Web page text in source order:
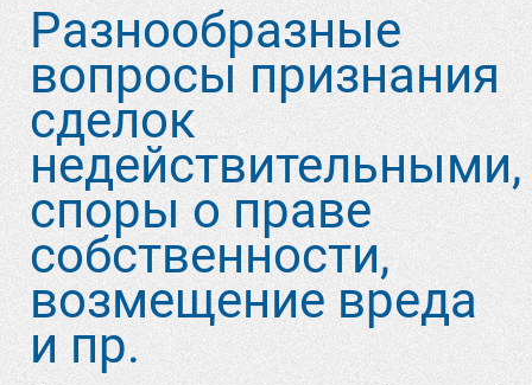
Разнообразные
вопросы признания
сделок
недействительными,
споры о праве
собственности,
возмещение вреда
и пр.